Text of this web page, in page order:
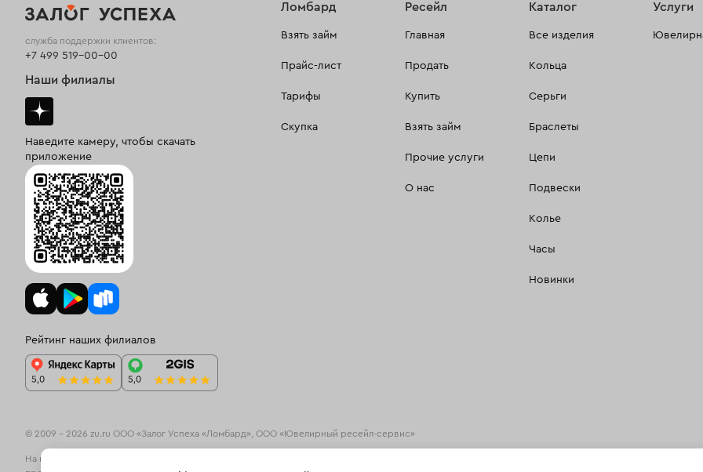
Ломбард
Взять займ
Прайс-лист
Тарифы
Скупка
Ресейл
Главная
Продать
Купить
Взять займ
Прочие услуги
О нас
Каталог
Все изделия
Кольца
Серьги
Браслеты
Цепи
Подвески
Колье
Часы
Новинки
Услуги
служба поддержки клиентов:
+7 499 519-00-00
Наши филиалы
Наведите камеру, чтобы скачать
приложение
Рейтинг наших филиалов
© 2009 – 2026 zu.ru ООО «Залог Успеха «Ломбард», ООО «Ювелирный ресейл-сервис»
На информационном ресурсе zu.ru применяются